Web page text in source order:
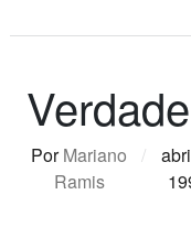
PorMariano
Ramis
/